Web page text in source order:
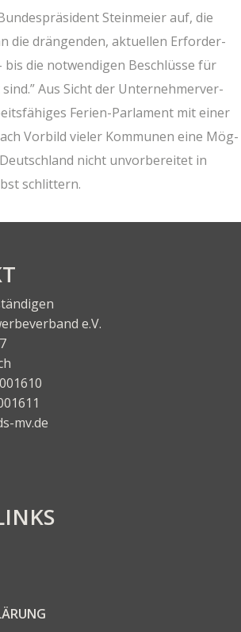
Stein­mei­er auf, die
die drän­gen­den, aktu­el­len Erfor­der­
bis die not­wen­di­gen Beschlüs­se für
Aus Sicht der Unter­neh­mer­ver­
Feri­en-Par­la­ment mit einer
Vor­bild vie­ler Kom­mu­nen eine Mög­
nicht unvor­be­rei­tet in
schlittern.
e.V.
mv.de